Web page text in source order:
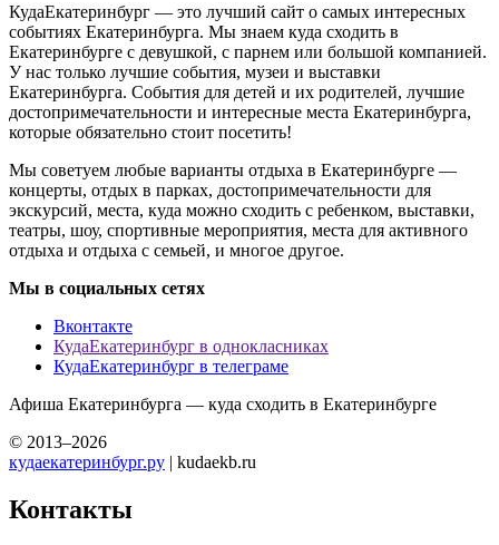
КудаЕкатеринбург — это лучший сайт о самых интересных
событиях Екатеринбурга. Мы знаем куда сходить в
Екатеринбурге с девушкой, с парнем или большой компанией.
У нас только лучшие события, музеи и выставки
Екатеринбурга. События для детей и их родителей, лучшие
достопримечательности и интересные места Екатеринбурга,
которые обязательно стоит посетить!
Мы советуем любые варианты отдыха в Екатеринбурге —
концерты, отдых в парках, достопримечательности для
экскурсий, места, куда можно сходить с ребенком, выставки,
театры, шоу, спортивные мероприятия, места для активного
отдыха и отдыха с семьей, и многое другое.
Мы в социальных сетях
Вконтакте
КудаЕкатеринбург в однокласниках
КудаЕкатеринбург в телеграме
Афиша Екатеринбурга — куда сходить в Екатеринбурге
© 2013–2026
кудаекатеринбург.ру | kudaekb.ru
Контакты